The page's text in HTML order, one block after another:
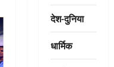
देश-दुनिया
धार्मिक